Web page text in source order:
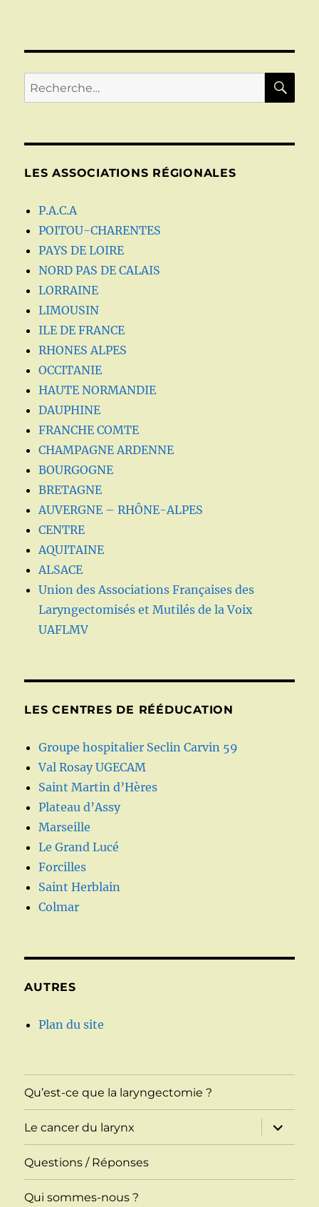
Recherche
pour :
LES ASSOCIATIONS RÉGIONALES
P.A.C.A
POITOU-CHARENTES
PAYS DE LOIRE
NORD PAS DE CALAIS
LORRAINE
LIMOUSIN
ILE DE FRANCE
RHONES ALPES
OCCITANIE
HAUTE NORMANDIE
DAUPHINE
FRANCHE COMTE
CHAMPAGNE ARDENNE
BOURGOGNE
BRETAGNE
AUVERGNE – RHÔNE-ALPES
CENTRE
AQUITAINE
ALSACE
Union des Associations Françaises des
Laryngectomisés et Mutilés de la Voix
UAFLMV
LES CENTRES DE RÉÉDUCATION
Groupe hospitalier Seclin Carvin 59
Val Rosay UGECAM
Saint Martin d’Hères
Plateau d’Assy
Marseille
Le Grand Lucé
Forcilles
Saint Herblain
Colmar
AUTRES
Plan du site
Qu’est-ce que la laryngectomie ?
Le cancer du larynx
ouvrir
le
sous-
Questions / Réponses
Qui sommes-nous ?